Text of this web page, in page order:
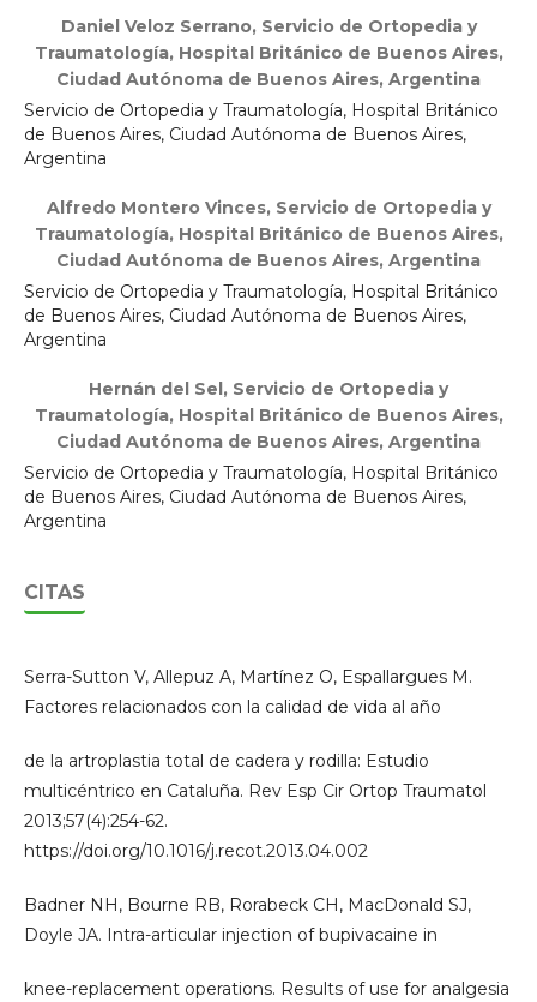
Daniel Veloz Serrano, Servicio de Ortopedia y
Traumatología, Hospital Británico de Buenos Aires,
Ciudad Autónoma de Buenos Aires, Argentina
Servicio de Ortopedia y Traumatología, Hospital Británico
de Buenos Aires, Ciudad Autónoma de Buenos Aires,
Argentina
Alfredo Montero Vinces, Servicio de Ortopedia y
Traumatología, Hospital Británico de Buenos Aires,
Ciudad Autónoma de Buenos Aires, Argentina
Servicio de Ortopedia y Traumatología, Hospital Británico
de Buenos Aires, Ciudad Autónoma de Buenos Aires,
Argentina
Hernán del Sel, Servicio de Ortopedia y
Traumatología, Hospital Británico de Buenos Aires,
Ciudad Autónoma de Buenos Aires, Argentina
Servicio de Ortopedia y Traumatología, Hospital Británico
de Buenos Aires, Ciudad Autónoma de Buenos Aires,
Argentina
CITAS
Serra-Sutton V, Allepuz A, Martínez O, Espallargues M.
Factores relacionados con la calidad de vida al año
de la artroplastia total de cadera y rodilla: Estudio
multicéntrico en Cataluña. Rev Esp Cir Ortop Traumatol
2013;57(4):254-62.
https://doi.org/10.1016/j.recot.2013.04.002
Badner NH, Bourne RB, Rorabeck CH, MacDonald SJ,
Doyle JA. Intra-articular injection of bupivacaine in
knee-replacement operations. Results of use for analgesia